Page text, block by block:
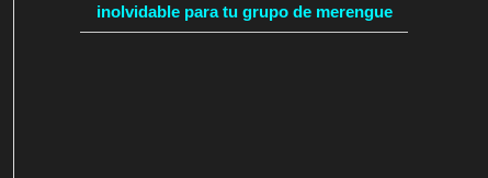
inolvidable para tu grupo de merengue